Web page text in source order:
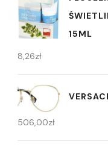
15ML
8,26zł
506,00zł